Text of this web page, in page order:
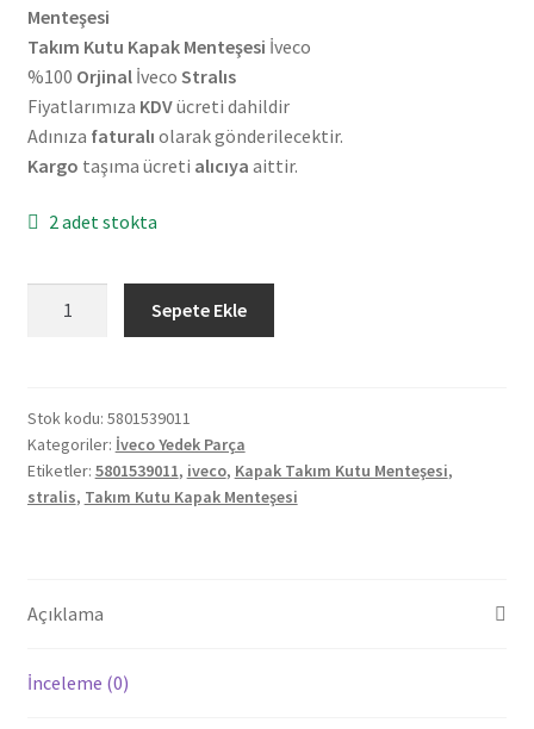
Menteşesi
Takım Kutu Kapak Menteşesi İveco
%100 Orjinal İveco Stralıs
Fiyatlarımıza KDVücreti dahildir
Adınıza faturalı olarak gönderilecektir.
Kargo taşıma ücreti alıcıya aittir.
2 adet stokta
Takım
Kutu
Menteşesi
5801539011
Sepete Ekle
Stok kodu: 5801539011
Kategoriler: İveco Yedek Parça
Etiketler: 5801539011, iveco, Kapak Takım Kutu Menteşesi,
stralis, Takım Kutu Kapak Menteşesi
Açıklama
İnceleme (0)